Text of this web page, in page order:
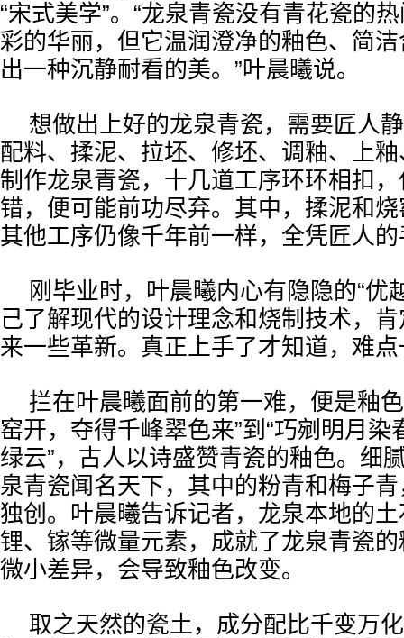
“宋式美学”。“龙泉青瓷没有青花瓷的
彩的华丽，但它温润澄净的釉色、简
出一种沉静耐看的美。”叶晨曦说。
想做出上好的龙泉青瓷，需要匠人
配料、揉泥、拉坯、修坯、调釉、上
制作龙泉青瓷，十几道工序环环相扣
错，便可能前功尽弃。其中，揉泥和
其他工序仍像千年前一样，全凭匠人
刚毕业时，叶晨曦内心有隐隐的“优
己了解现代的设计理念和烧制技术，
来一些革新。真正上手了才知道，难点
拦在叶晨曦面前的第一难，便是釉
窑开，夺得千峰翠色来”到“巧剜明月染
绿云”，古人以诗盛赞青瓷的釉色。细
泉青瓷闻名天下，其中的粉青和梅子
独创。叶晨曦告诉记者，龙泉本地的
锂、镓等微量元素，成就了龙泉青瓷
微小差异，会导致釉色改变。
取之天然的瓷土，成分配比千变万